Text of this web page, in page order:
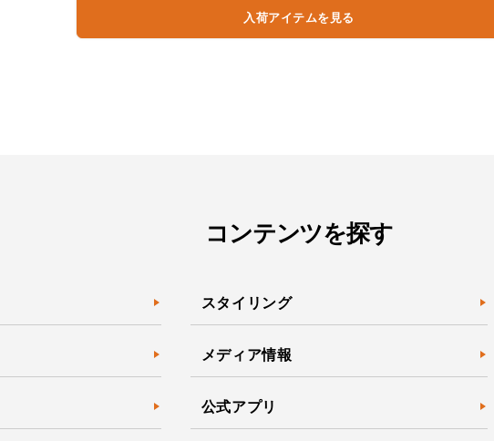
入荷アイテムを見る
コンテンツを探す
スタイリング
メディア情報
公式アプリ